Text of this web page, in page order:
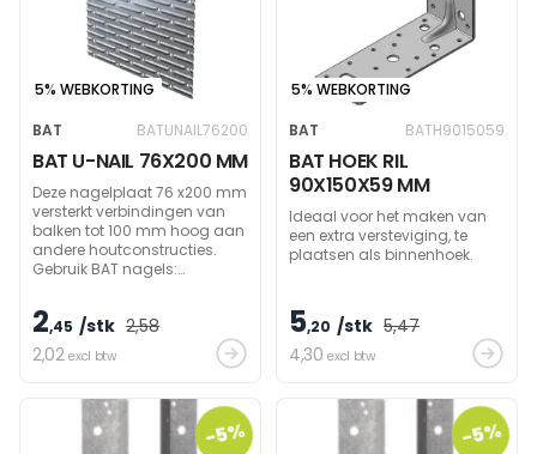
5% WEBKORTING
BAT
BATUNAIL76200
BAT U-NAIL 76X200 MM
Deze nagelplaat 76 x200 mm
versterkt verbindingen van
balken tot 100 mm hoog aan
andere houtconstructies.
Gebruik BAT nagels:
2,45 /stk 2,58
2,02 excl btw
5% WEBKORTING
BAT
BATH9015059
BAT HOEK RIL
90X150X59 MM
Ideaal voor het maken van
een extra versteviging, te
plaatsen als binnenhoek.
5,20 /stk 5,47
4,30 excl btw
-5% -5%